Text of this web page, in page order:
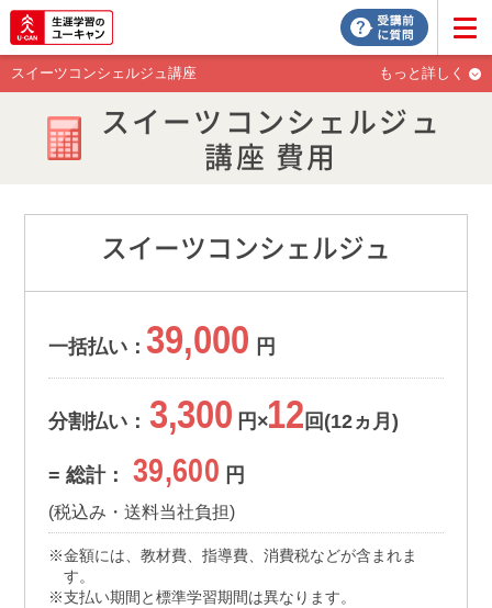
スイーツコンシェルジュ講座 もっと詳しく
スイーツコンシェルジュ
講座 費用
スイーツコンシェルジュ
一括払い：39,000 円
分割払い： 3,300 円×12 回(12ヵ月)
= 総計： 39,600 円
(税込み・送料当社負担)
金額には、教材費、指導費、消費税などが含まれま
す。
支払い期間と標準学習期間は異なります。